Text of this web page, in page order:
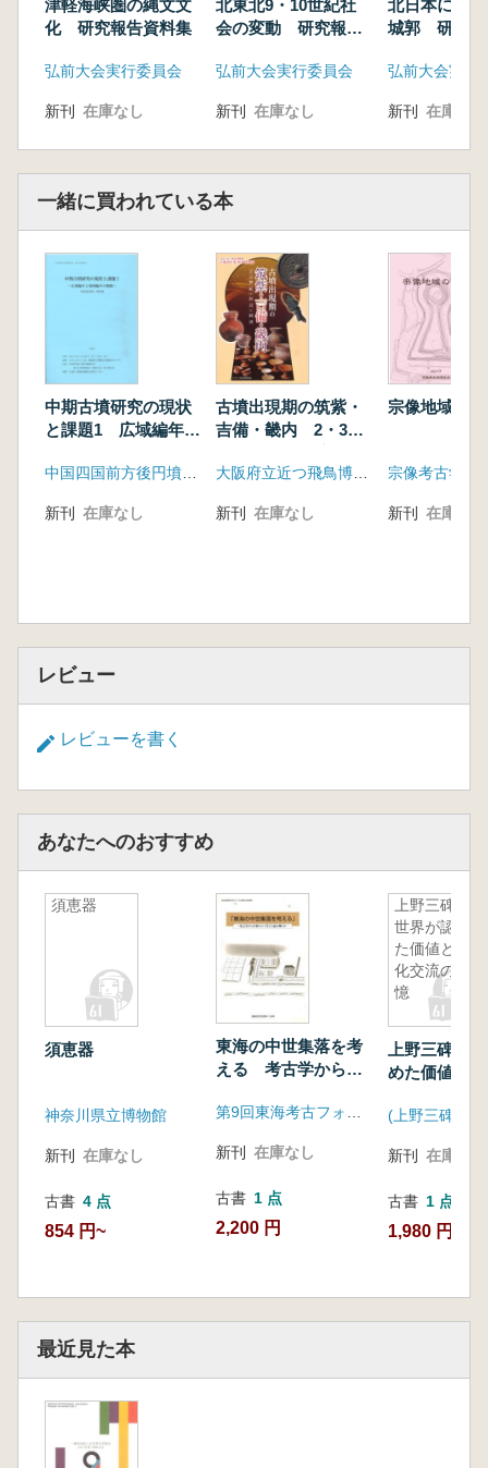
た。それぞれの課題について、各地で先鋭的に
ていただき、各分野の研究が深まることに期待
したい。(本書”開催にあたって”より抜粋)
公開講演会
柳澤一男 韓国で発見された横穴墓・地下式横
穴墓と九州
火山灰考古学の新展開 火山噴火罹災遺跡から
の視点
村上義直 十和田平安噴火に伴う火山泥流罹災
遺跡の様相 秋田県片貝家ノ下遺跡の概要
況と社会の動態 群馬県金井東裏下新田遺跡の
調査から
篠原 武 縄文時代中期の富士山の火山活動と
中摩浩太郎 貞観16年開間岳噴火と火山災害の
士山の噴火災害と遺跡動態
丸山浩治 十和田平安噴火前後の遺跡動態
市川 彰 イロパンゴ火山噴火からの復興過程
古墳時代中・後期における横穴系埋葬主体の多
様性地域性と階層性
山田隆博 宮城県山元町合戦原遺跡の調査 横
穴墓群の調査を中心に
松浦宇哲 横穴系埋葬施設からみた北部九州の
大谷晃二 山陰・北陸 出雲地方を中心に
花田勝広 畿内地域における横穴系埋葬施設の
多様性・地域性と階層性
鈴木一有 東海地方における横穴系埋葬施設の
制について
九州南部における律令期社会の諸相
永山修一 文献からみた南九州における律令制
の展開
早川和賀子 南九州における律令期の寺院造
営 国分寺を中心に
津軽海峡圏の縄文文
化 研究報告資料集
弘前大会実行委員会
新刊 在庫なし
北東北9・10世紀社
会の変動 研究報告
弘前大会実行委員会
新刊 在庫なし
北日本にお
城郭 研究報
弘前大会実行
新刊 在庫なし
一緒に買われている本
中期古墳研究の現状
と課題1 広域編年と
新刊 在庫なし
古墳出現期の筑紫・
吉備・畿内 2・3世
新刊 在庫なし
宗像地域の
新刊 在庫なし
レビュー
レビューを書く
あなたへのおすすめ
須恵器
須恵器
神奈川県立博物館
新刊 在庫なし
古書 4 点
854 円~
東海の中世集落を考
える 考古学から中
解くか
新刊 在庫なし
古書 1 点
2,200 円
上野三碑
世界が認め
た価値と文
化交流の記
憶
上野三碑
めた価値と
新刊 在庫なし
古書 1 点
1,980 円
最近見た本